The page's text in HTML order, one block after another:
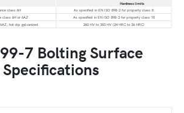
Hardness limits
class 6H
As specified in EN ISO 898-2 for property class 8
class 6H or 6AZ
As specified in EN ISO 898-2 for property class 10
hot dip galvanized
260 HV to 353 HV (24 HRC to 36 HRC)
7 Bolting Surface